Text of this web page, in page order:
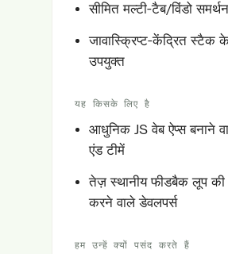
सीमित मल्टी-टैब/विंडो समर्थन
जावास्क्रिप्ट-केंद्रित स्टैक
उपयुक्त
यह किसके लिए है
आधुनिक JS वेब ऐप्स बनाने
एंड टीमें
तेज़ स्थानीय फीडबैक लूप
करने वाले डेवलपर्स
हम उन्हें क्यों पसंद करते हैं